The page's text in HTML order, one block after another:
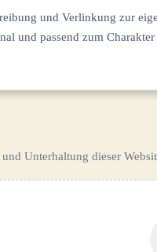
und Verlinkung zur
und passend zum
Unterhaltung dieser